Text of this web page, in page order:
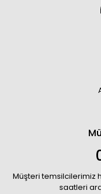
Müşteri temsilcilerimiz
saatleri